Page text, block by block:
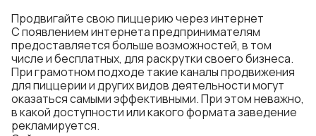
Продвигайте свою пиццерию через интернет
С появлением интернета предпринимателям
предоставляется больше возможностей, в том
числе и бесплатных, для раскрутки своего бизнеса.
При грамотном подходе такие каналы продвижения
для пиццерии и других видов деятельности могут
оказаться самыми эффективными. При этом неважно,
в какой доступности или какого формата заведение
рекламируется.